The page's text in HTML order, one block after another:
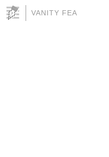
VANITY FEA